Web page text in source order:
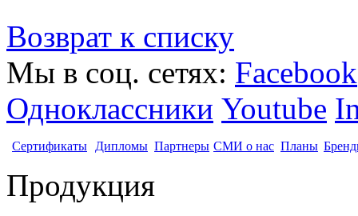
Возврат к списку
Мы в соц. сетях: Facebook
Одноклассники Youtube
Сертификаты Дипломы Партнеры СМИ о нас Планы
Продукция